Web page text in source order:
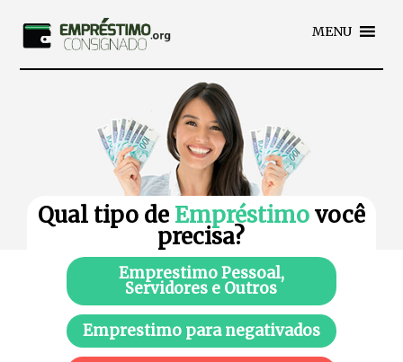
MENU
Qual tipo de Empréstimovocê
precisa?
Emprestimo Pessoal,
Servidores e Outros
Emprestimo para negativados